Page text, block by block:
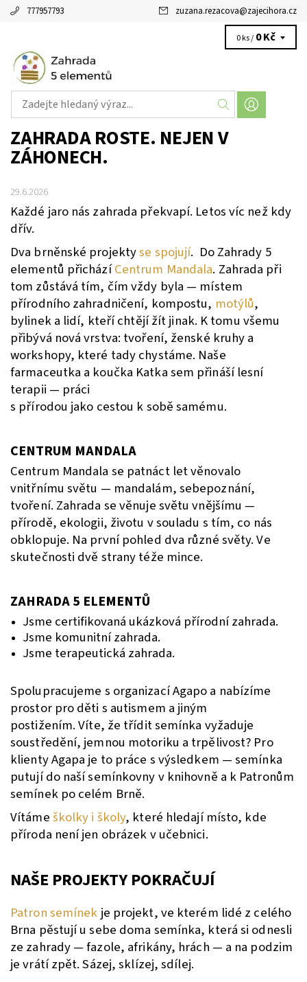
777957793 zuzana.rezacova@zajecihora.cz
0 ks / 0 Kč
ZAHRADA ROSTE. NEJEN V
ZÁHONECH.
29.6.2026
Každé jaro nás zahrada překvapí. Letos víc než kdy
dřív.
Dva brněnské projektyse spojují. Do Zahrady 5
elementů přicházíCentrum Mandala. Zahrada při
tom zůstává tím, čím vždy byla — místem
přírodního zahradničení, kompostu, motýlů,
bylinek a lidí, kteří chtějí žít jinak. K tomu všemu
přibývá nová vrstva: tvoření, ženské kruhy a
workshopy, které tady chystáme. Naše
farmaceutka a koučka Katka sem přináší lesní
terapii — práci
s přírodou jako cestou k sobě samému.
CENTRUM MANDALA
Centrum Mandala se patnáct let věnovalo
vnitřnímu světu — mandalám, sebepoznání,
tvoření. Zahrada se věnuje světu vnějšímu —
přírodě, ekologii, životu v souladu s tím, co nás
obklopuje. Na první pohled dva různé světy. Ve
skutečnosti dvě strany téže mince.
ZAHRADA 5 ELEMENTŮ
Jsme certifikovaná ukázková přírodní zahrada.
Jsme komunitní zahrada.
Jsme terapeutická zahrada.
Spolupracujeme s organizací Agapo a nabízíme
prostor pro děti s autismem a jiným
postižením.Víte, že třídit semínka vyžaduje
soustředění, jemnou motoriku a trpělivost? Pro
klienty Agapa je to práce s výsledkem — semínka
putují do naší semínkovny v knihovně a k Patronům
semínek po celém Brně.
Vítámeškolky i školy, které hledají místo, kde
příroda není jen obrázek v učebnici.
NAŠE PROJEKTY POKRAČUJÍ
Patron semínek je projekt, ve kterém lidé z celého
Brna pěstují u sebe doma semínka, která si odnesli
ze zahrady — fazole, afrikány, hrách — a na podzim
je vrátí zpět. Sázej, sklízej, sdílej.